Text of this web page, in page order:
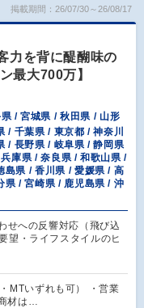
掲載期間：26/07/30～26/08/17
力を背に醍醐味の
最大700万】
/ 宮城県 / 秋田県 / 山形
/ 千葉県 / 東京都 / 神奈川
/ 長野県 / 岐阜県 / 静岡県
庫県 / 奈良県 / 和歌山県 /
島県 / 香川県 / 愛媛県 / 高
県 / 宮崎県 / 鹿児島県 / 沖
せへの反響対応（飛び込
望・ライフスタイルのヒ
MTいずれも可） ・営業
材は…